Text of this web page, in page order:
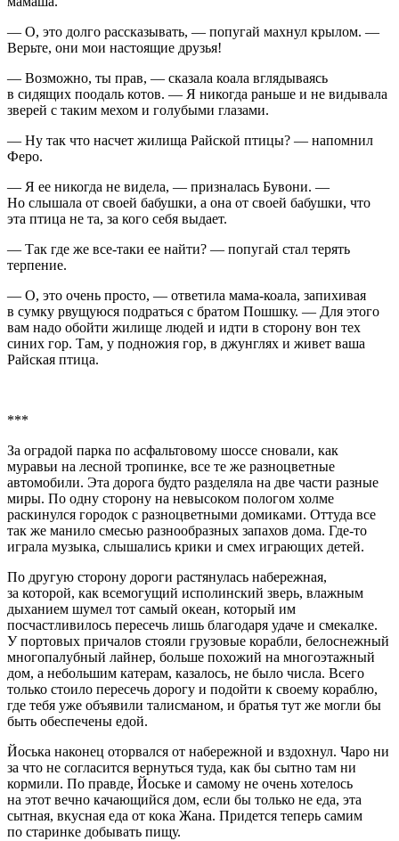
— О, это долго рассказывать, — попугай махнул крылом. —
Верьте, они мои настоящие друзья!
— Возможно, ты прав, — сказала коала вглядываясь
в сидящих поодаль котов. — Я никогда раньше и не видывала
зверей с таким мехом и голубыми глазами.
— Ну так что насчет жилища Райской птицы? — напомнил
Феро.
— Я ее никогда не видела, — призналась Бувони. —
Но слышала от своей бабушки, а она от своей бабушки, что
эта птица не та, за кого себя выдает.
— Так где же все-таки ее найти? — попугай стал терять
терпение.
— О, это очень просто, — ответила мама-коала, запихивая
в сумку рвущуюся подраться с братом Пошшку. — Для этого
вам надо обойти жилище людей и идти в сторону вон тех
синих гор. Там, у подножия гор, в джунглях и живет ваша
Райская птица.
***
За оградой парка по асфальтовому шоссе сновали, как
муравьи на лесной тропинке, все те же разноцветные
автомобили. Эта дорога будто разделяла на две части разные
миры. По одну сторону на невысоком пологом холме
раскинулся городок с разноцветными домиками. Оттуда все
так же манило смесью разнообразных запахов дома. Где-то
играла музыка, слышались крики и смех играющих детей.
По другую сторону дороги растянулась набережная,
за которой, как всемогущий исполинский зверь, влажным
дыханием шумел тот самый океан, который им
посчастливилось пересечь лишь благодаря удаче и смекалке.
У портовых причалов стояли грузовые корабли, белоснежный
многопалубный лайнер, больше похожий на многоэтажный
дом, а небольшим катерам, казалось, не было числа. Всего
только стоило пересечь дорогу и подойти к своему кораблю,
где тебя уже объявили талисманом, и братья тут же могли бы
быть обеспечены едой.
Йоська наконец оторвался от набережной и вздохнул. Чаро ни
за что не согласится вернуться туда, как бы сытно там ни
кормили. По правде, Йоське и самому не очень хотелось
на этот вечно качающийся дом, если бы только не еда, эта
сытная, вкусная еда от кока Жана. Придется теперь самим
по старинке добывать пищу.